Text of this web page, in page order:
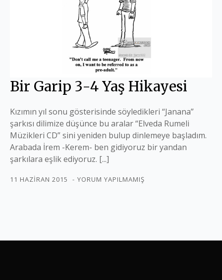
Bir Garip 3-4 Yaş Hikayesi
11 HAZIRAN 2015 YORUM YAPILMAMIŞ
Kızımın yıl sonu gösterisinde söyledikleri “Janana”
şarkısı dilimize düşünce bu aralar “Elveda Rumeli
Müzikleri CD” sini yeniden bulup dinlemeye başladım.
Arabada İrem -Kerem- ben gidiyoruz bir yandan
şarkılara eşlik ediyoruz. [...]